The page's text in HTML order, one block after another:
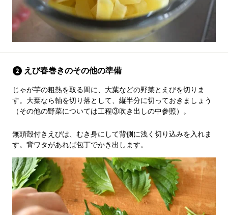
えび春巻きのその他の準備
じゃが芋の粗熱を取る間に、大葉などの野菜とえびを切りま
す。大葉なら軸を切り落として、縦半分に切っておきましょう
（その他の野菜については工程③吹き出しの中参照）。
無頭殻付きえびは、むき身にして背側に浅く切り込みを入れま
す。背ワタがあれば包丁でかき出します。